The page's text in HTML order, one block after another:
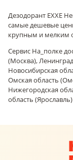
Дезодорант EXXE
самые дешевые
крупным и мелким
Сервис На_полке
(Москва),
Новосибирская
Омская область
Нижегородская
область